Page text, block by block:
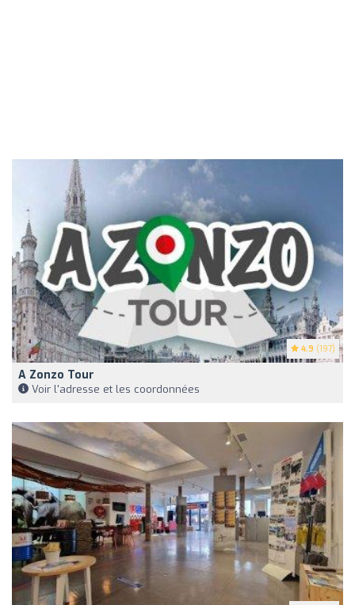
4.9 (197)
A Zonzo Tour
Voir l'adresse et les coordonnées